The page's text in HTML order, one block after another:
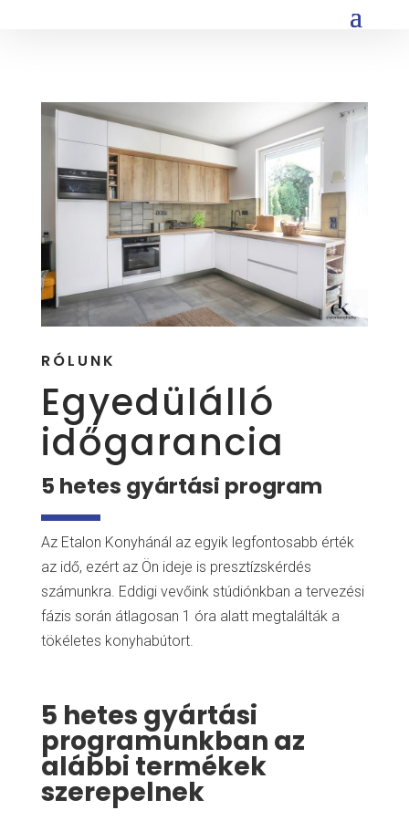
RÓLUNK
Egyedülálló
időgarancia
5 hetes gyártási program
Az Etalon Konyhánál az egyik legfontosabb érték
az idő, ezért az Ön ideje is presztízskérdés
számunkra. Eddigi vevőink stúdiónkban a tervezési
fázis során átlagosan 1 óra alatt megtalálták a
tökéletes konyhabútort.
5 hetes gyártási
programunkban az
alábbi termékek
szerepelnek